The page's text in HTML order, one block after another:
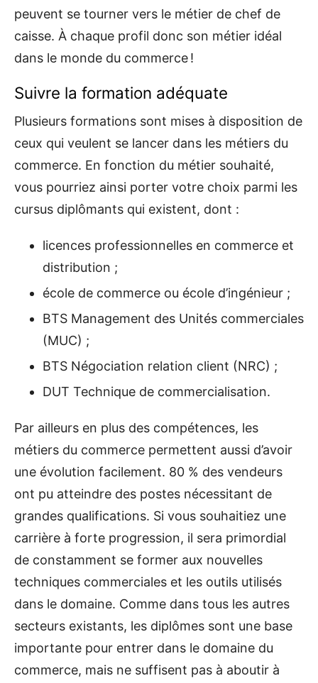
peuvent se tourner vers le métier de chef de
caisse. À chaque profil donc son métier idéal
dans le monde du commerce !
Suivre la formation adéquate
Plusieurs formations sont mises à disposition de
ceux qui veulent se lancer dans les métiers du
commerce. En fonction du métier souhaité,
vous pourriez ainsi porter votre choix parmi les
cursus diplômants qui existent, dont :
licences professionnelles en commerce et
distribution ;
école de commerce ou école d’ingénieur ;
BTS Management des Unités commerciales
(MUC) ;
BTS Négociation relation client (NRC) ;
DUT Technique de commercialisation.
Par ailleurs en plus des compétences, les
métiers du commerce permettent aussi d’avoir
une évolution facilement. 80 % des vendeurs
ont pu atteindre des postes nécessitant de
grandes qualifications. Si vous souhaitiez une
carrière à forte progression, il sera primordial
de constamment se former aux nouvelles
techniques commerciales et les outils utilisés
dans le domaine. Comme dans tous les autres
secteurs existants, les diplômes sont une base
importante pour entrer dans le domaine du
commerce, mais ne suffisent pas à aboutir à